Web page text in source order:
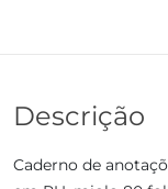
Descrição
Caderno de